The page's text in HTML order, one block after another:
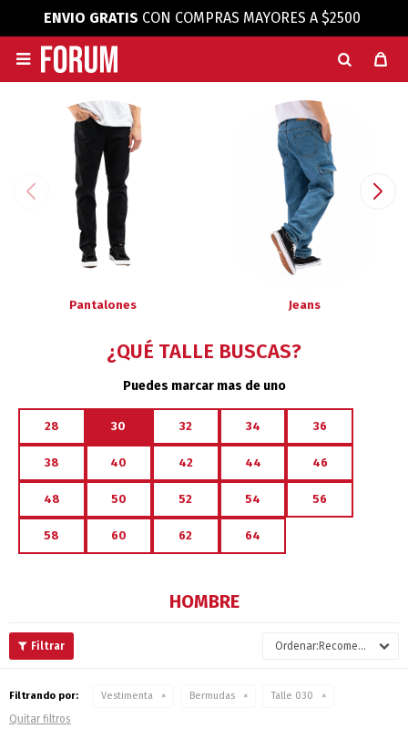
ENVIO GRATIS CON COMPRAS MAYORES A $2500

Pantalones Jeans
¿QUÉ TALLE BUSCAS?
Puedes marcar mas de uno
28 30 32 34 36
38 40 42 44 46
48 50 52 54 56
58 60 62 64
HOMBRE
Recomendados
Filtrando por: Vestimenta Bermudas Talle 030
Quitar filtros